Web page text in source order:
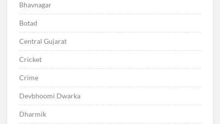
Bhavnagar
Botad
Central Gujarat
Cricket
Crime
Devbhoomi Dwarka
Dharmik